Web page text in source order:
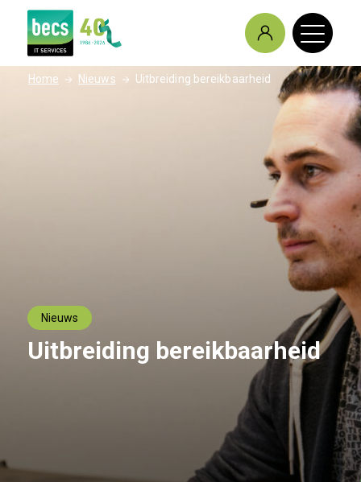
Home / Nieuws / Uitbreiding bereikbaarheid
Nieuws
Uitbreiding bereikbaarheid